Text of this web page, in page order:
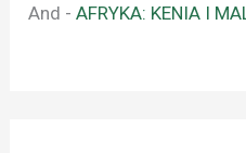
And -AFRYKA: KENIA I